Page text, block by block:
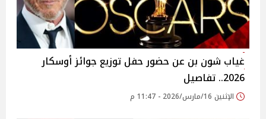
غياب شون بن عن حضور حفل توزيع جوائز أوسكار
2026.. تفاصيل
الإثنين 16/مارس/2026 - 11:47 م